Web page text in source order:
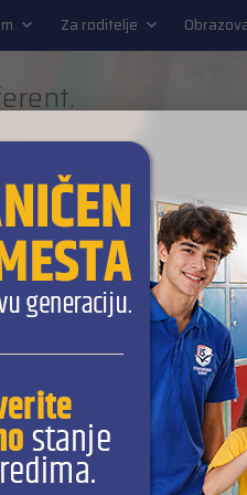
Za roditelje
na vaše pitanje.
sa novim drugarima,
Za roditelje